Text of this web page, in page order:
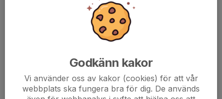
Godkänn kakor
Vi använder oss av kakor (cookies) för att vår
webbplats ska fungera bra för dig. De används